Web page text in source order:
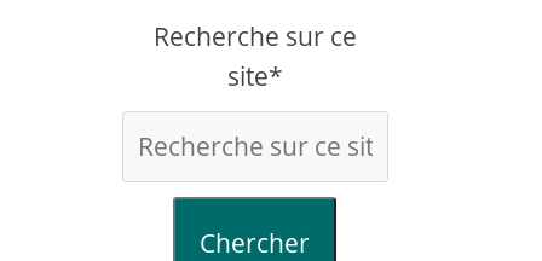
Recherche sur ce
site*
Chercher